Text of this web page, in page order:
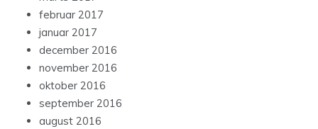
februar 2017
januar 2017
december 2016
november 2016
oktober 2016
september 2016
august 2016